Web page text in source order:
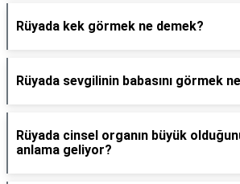
Rüyada kek görmek ne demek?
Rüyada sevgilinin babasını görmek
Rüyada cinsel organın büyük
anlama geliyor?